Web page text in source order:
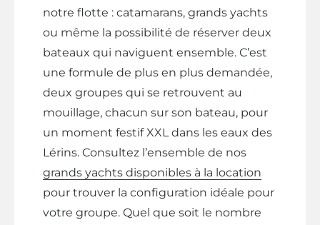
notre flotte : catamarans, grands yachts
ou même la possibilité de réserver deux
bateaux qui naviguent ensemble. C’est
une formule de plus en plus demandée,
deux groupes qui se retrouvent au
mouillage, chacun sur son bateau, pour
un moment festif XXL dans les eaux des
Lérins. Consultez l’ensemble de nos
grands yachts disponibles à la location
pour trouver la configuration idéale pour
votre groupe. Quel que soit le nombre